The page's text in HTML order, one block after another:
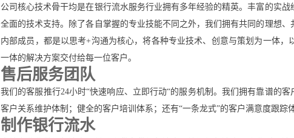
公司核心技术骨干均是在银行流水服务行业拥有多年经验的精英。丰富的实
全面的技术支持。除了各自掌握的专业技能不同之外，我们拥有共同的理想
内部成员，都是以思考+沟通为核心，将各种专业技术、创意与策划为一体
一体的解决方案交付给每一位客户。
售后服务团队
我们的客服推行24小时“快速响应、立即行动“的服务机制。我们拥有靠谱的
客户关系维护体制；健全的客户培训体系；还有“一条龙式”的客户满意度跟踪
制作银行流水